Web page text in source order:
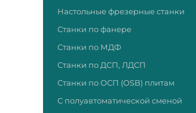
Настольные фрезерные станки
Станки по фанере
Станки по МДФ
Станки по ДСП, ЛДСП
Станки по ОСП (OSB) плитам
С полуавтоматической сменой